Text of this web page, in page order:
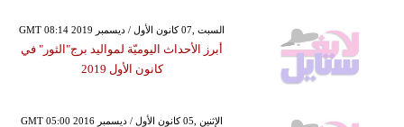
GMT 08:14 2019 السبت ,07 كانون الأول / ديسمبر
أبرز الأحداث اليوميّة لمواليد برج"الثور" في
كانون الأول 2019
GMT 05:00 2016 الإثنين ,05 كانون الأول / ديسمبر